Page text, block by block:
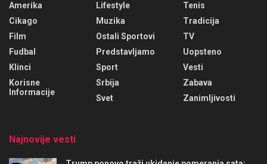
Amerika
Cikago
Film
Fudbal
Klinci
Korisne
Informacije
Lifestyle
Muzika
Ostali Sportovi
Predstavljamo
Sport
Srbija
Svet
Tenis
Tradicija
TV
Uopsteno
Vesti
Zabava
Zanimljivosti
Najnovije vesti